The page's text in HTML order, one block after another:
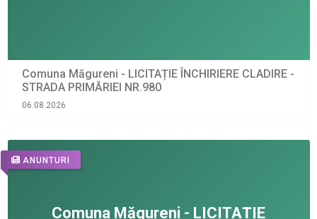
Comuna Măgureni - LICITAȚIE ÎNCHIRIERE CLADIRE -
STRADA PRIMĂRIEI NR.980
06.08.2026
ANUNTURI